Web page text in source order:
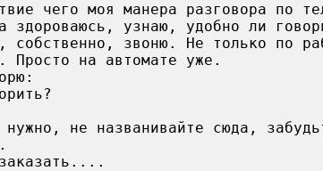
чего моя манера разговора по
здороваюсь, узнаю, удобно ли
собственно, звоню. Не только по
Просто на автомате уже.
не названивайте сюда,